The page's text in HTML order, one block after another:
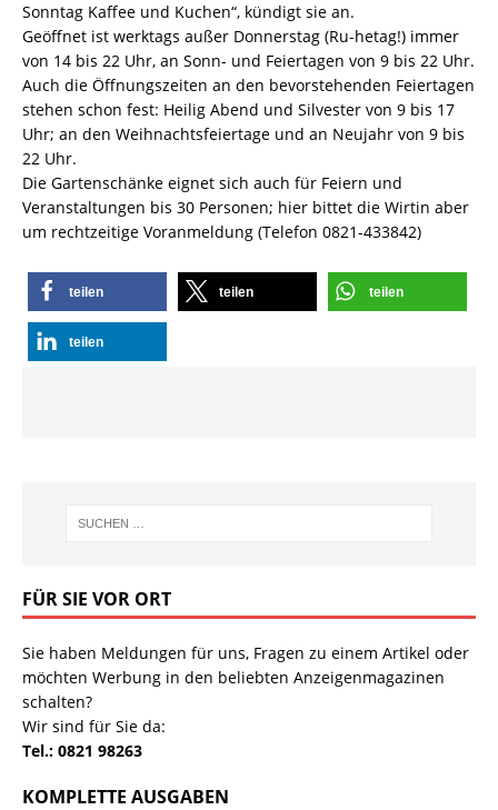
Sonntag Kaffee und Kuchen“, kündigt sie an.
Geöffnet ist werktags außer Donnerstag (Ru-hetag!) immer
von 14 bis 22 Uhr, an Sonn- und Feiertagen von 9 bis 22 Uhr.
Auch die Öffnungszeiten an den bevorstehenden Feiertagen
stehen schon fest: Heilig Abend und Silvester von 9 bis 17
Uhr; an den Weihnachtsfeiertage und an Neujahr von 9 bis
22 Uhr.
Die Gartenschänke eignet sich auch für Feiern und
Veranstaltungen bis 30 Personen; hier bittet die Wirtin aber
um rechtzeitige Voranmeldung (Telefon 0821-433842)
teilen teilen teilen
teilen
FÜR SIE VOR ORT
Sie haben Meldungen für uns, Fragen zu einem Artikel oder
möchten Werbung in den beliebten Anzeigenmagazinen
schalten?
Wir sind für Sie da:
Tel.: 0821 98263
KOMPLETTE AUSGABEN